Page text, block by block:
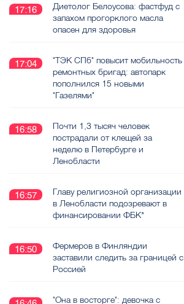
17:16
Диетолог Белоусова: фастфуд с
запахом прогорклого масла
опасен для здоровья
17:04
"ТЭК СПб" повысит мобильность
ремонтных бригад: автопарк
пополнился 15 новыми
"Газелями"
16:58
Почти 1,3 тысяч человек
пострадали от клещей за
неделю в Петербурге и
Ленобласти
16:57
Главу религиозной организации
в Ленобласти подозревают в
финансировании ФБК*
16:50
Фермеров в Финляндии
заставили следить за границей с
Россией
"Она в восторге": девочка с